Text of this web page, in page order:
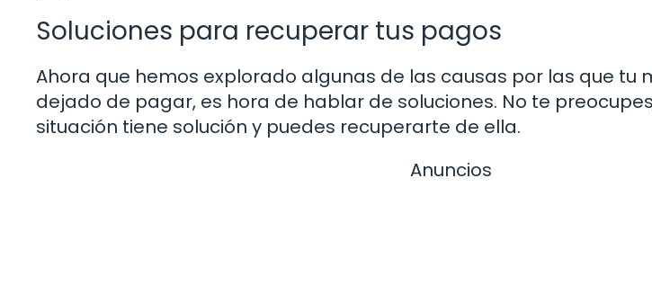
Soluciones para recuperar tus pagos
Ahora que hemos explorado algunas de las causas por las que tu
dejado de pagar, es hora de hablar de soluciones. No te
situación tiene solución y puedes recuperarte de ella.
Anuncios